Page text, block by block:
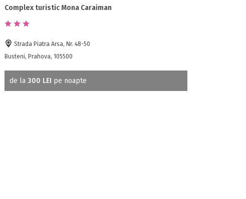
Complex turistic Mona Caraiman
Strada Piatra Arsa, Nr. 48-50
Busteni, Prahova, 105500
de la 300 LEI pe noapte